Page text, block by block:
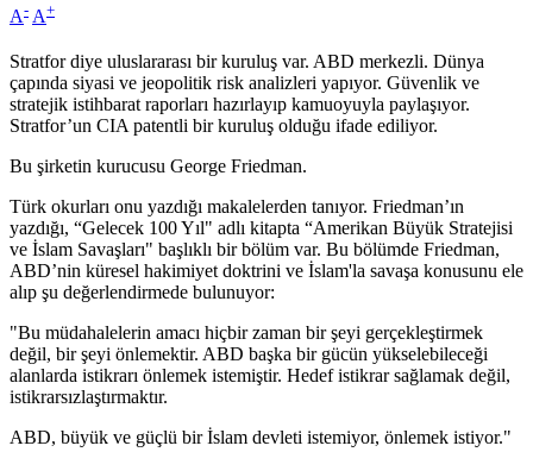
A- A+
Stratfor diye uluslararası bir kuruluş var. ABD merkezli. Dünya
çapında siyasi ve jeopolitik risk analizleri yapıyor. Güvenlik ve
stratejik istihbarat raporları hazırlayıp kamuoyuyla paylaşıyor.
Stratfor’un CIA patentli bir kuruluş olduğu ifade ediliyor.
Bu şirketin kurucusu George Friedman.
Türk okurları onu yazdığı makalelerden tanıyor. Friedman’ın
yazdığı, “Gelecek 100 Yıl" adlı kitapta “Amerikan Büyük Stratejisi
ve İslam Savaşları" başlıklı bir bölüm var. Bu bölümde Friedman,
ABD’nin küresel hakimiyet doktrini ve İslam'la savaşa konusunu ele
alıp şu değerlendirmede bulunuyor:
"Bu müdahalelerin amacı hiçbir zaman bir şeyi gerçekleştirmek
değil, bir şeyi önlemektir. ABD başka bir gücün yükselebileceği
alanlarda istikrarı önlemek istemiştir. Hedef istikrar sağlamak değil,
istikrarsızlaştırmaktır.
ABD, büyük ve güçlü bir İslam devleti istemiyor, önlemek istiyor."